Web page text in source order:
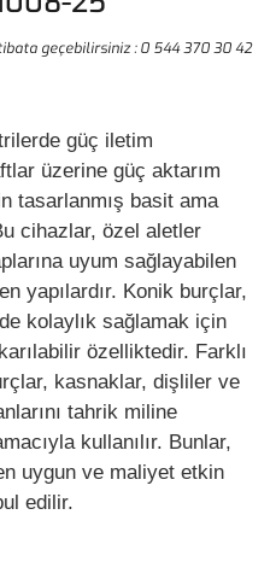
geçebilirsiniz : 0 544 370 30 42
güç iletim
üzerine güç aktarım
tasarlanmış basit ama
cihazlar, özel aletler
uyum sağlayabilen
yapılardır. Konik burçlar,
kolaylık sağlamak için
özelliktedir. Farklı
kasnaklar, dişliler ve
tahrik miline
kullanılır. Bunlar,
uygun ve maliyet etkin
edilir.